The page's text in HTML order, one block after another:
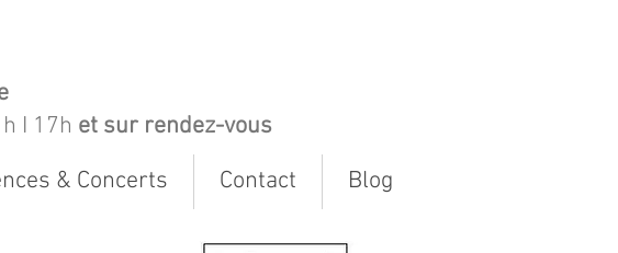
I 17h et sur rendez-vous
& Concerts Contact Blog